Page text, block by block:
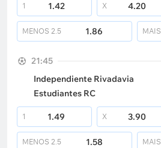
1 1.42 X 4.20
MENOS 2.5 1.86 MAIS
21:45
Independiente Rivadavia
Estudiantes RC
1 1.49 X 3.90
MENOS 2.5 1.58 MAIS